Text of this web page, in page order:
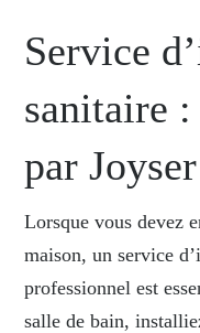
Service
sanitaire
par
Lorsque vous devez
maison, un service
professionnel est
salle de bain,